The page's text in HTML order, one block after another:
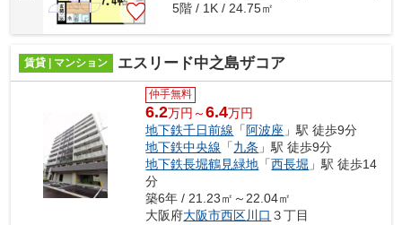
5階 / 1K / 24.75㎡
賃貸 | マンション エスリード中之島ザコア
仲手無料
6.2万円～6.4万円
地下鉄千日前線 「阿波座 」駅 徒歩9分
地下鉄中央線 「九条 」駅 徒歩9分
地下鉄長堀鶴見緑地 「西長堀 」駅 徒歩14
分
築6年 / 21.23㎡～22.04㎡
大阪府大阪市西区川口 ３丁目